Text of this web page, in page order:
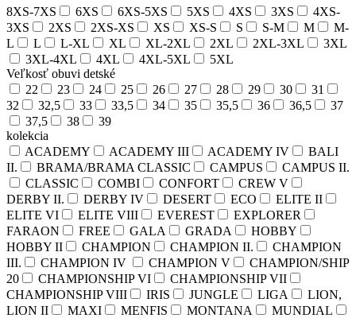
8XS-7XS
6XS 6XS-5XS 5XS 4XS 3XS
4XS-
3XS
2XS 2XS-XS XS XS-S S S-M M
M-
L
L L-XL XL XL-2XL 2XL 2XL-3XL
3XL
3XL-4XL
4XL 4XL-5XL
5XL
Veľkosť obuvi detské
22
23 24 25 26 27 28 29 30
31
32
32,5 33 33,5 34 35 35,5 36 36,5
37
37,5
38
39
kolekcia
ACADEMY
ACADEMY III ACADEMY IV
BALI
II.
BRAMA/BRAMA CLASSIC CAMPUS
CAMPUS II.
CLASSIC
COMBI CONFORT
CREW V
DERBY II.
DERBY IV DESERT ECO
ELITE II
ELITE VI
ELITE VIII EVEREST
EXPLORER
FARAON
FREE GALA GRADA
HOBBY
HOBBY II
CHAMPION CHAMPION II.
CHAMPION
III.
CHAMPION IV CHAMPION V
CHAMPION/SHIP
20
CHAMPIONSHIP VI
CHAMPIONSHIP VII
CHAMPIONSHIP VIII
IRIS JUNGLE LIGA
LION,
LION II
MAXI MENFIS MONTANA
MUNDIAL